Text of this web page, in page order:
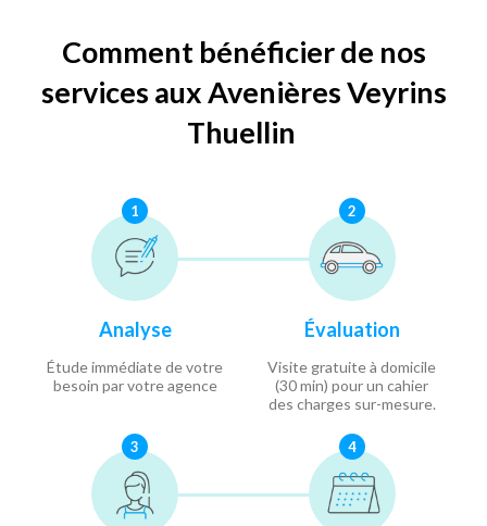
Comment bénéficier de nos
services aux Avenières Veyrins
Thuellin
1
Analyse
Étude immédiate de votre
besoin par votre agence
2
Évaluation
Visite gratuite à domicile
(30 min) pour un cahier
des charges sur-mesure.
3 4